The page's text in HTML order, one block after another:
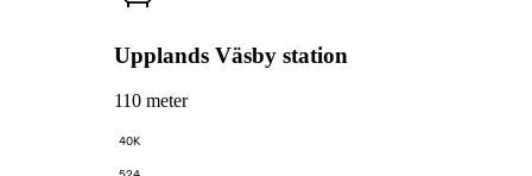
Upplands Väsby station
110 meter
40K